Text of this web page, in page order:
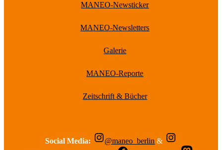
MANEO-Newsticker
MANEO-Newsletters
Galerie
MANEO-Reporte
Zeitschrift & Bücher
Social Media: @maneo_berlin &